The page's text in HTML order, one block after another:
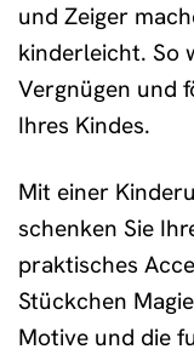
und Zeiger
kinderleicht. So
Vergnügen und
Ihres Kindes.
Mit einer
schenken Sie
praktisches
Stückchen
Motive und die